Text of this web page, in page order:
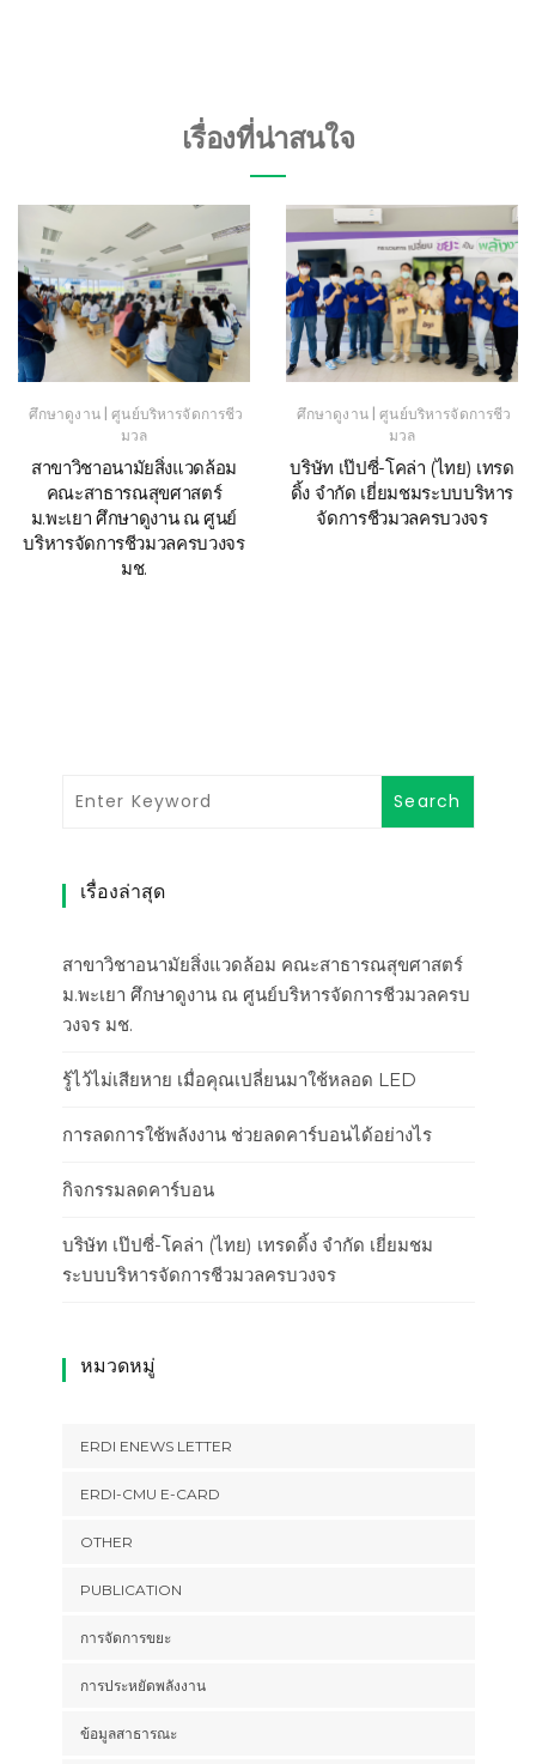
เรื่องที่น่าสนใจ
ศึกษาดูงาน | ศูนย์บริหารจัดการชีว
มวล
สาขาวิชาอนามัยสิ่งแวดล้อม
คณะสาธารณสุขศาสตร์
ม.พะเยา ศึกษาดูงาน ณ ศูนย์
บริหารจัดการชีวมวลครบวงจร
มช.
ศึกษาดูงาน | ศูนย์บริหารจัดการชีว
มวล
บริษัท เป๊ปซี่-โคล่า (ไทย) เทรด
ดิ้ง จำกัด เยี่ยมชมระบบบริหาร
จัดการชีวมวลครบวงจร
เรื่องล่าสุด
สาขาวิชาอนามัยสิ่งแวดล้อม คณะสาธารณสุขศาสตร์
ม.พะเยา ศึกษาดูงาน ณ ศูนย์บริหารจัดการชีวมวลครบ
วงจร มช.
รู้ไว้ไม่เสียหาย เมื่อคุณเปลี่ยนมาใช้หลอด LED
การลดการใช้พลังงาน ช่วยลดคาร์บอนได้อย่างไร
กิจกรรมลดคาร์บอน
บริษัท เป๊ปซี่-โคล่า (ไทย) เทรดดิ้ง จำกัด เยี่ยมชม
ระบบบริหารจัดการชีวมวลครบวงจร
หมวดหมู่
ERDI ENEWS LETTER
ERDI-CMU E-CARD
OTHER
PUBLICATION
การจัดการขยะ
การประหยัดพลังงาน
ข้อมูลสาธารณะ